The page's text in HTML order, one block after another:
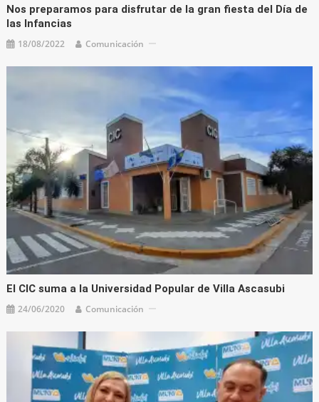
Nos preparamos para disfrutar de la gran fiesta del Día de
las Infancias
18/08/2022 Comunicación
El CIC suma a la Universidad Popular de Villa Ascasubi
24/06/2020 Comunicación